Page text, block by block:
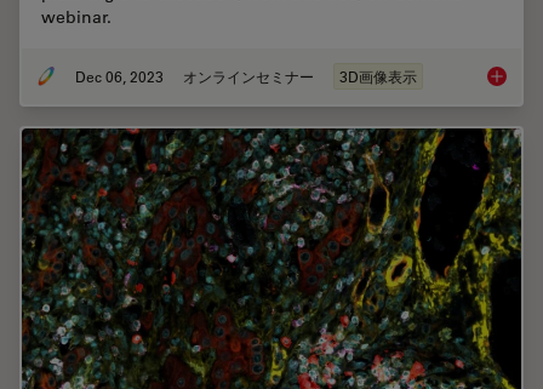
webinar.
Dec 06, 2023 オンラインセミナー 3D画像表示